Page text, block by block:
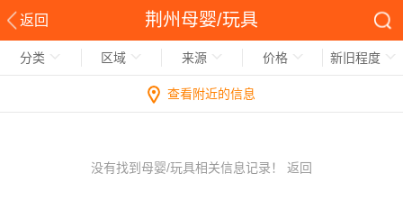
返回 荆州母婴/玩具
分类 区域 来源 价格 新旧程度
查看附近的信息
没有找到母婴/玩具相关信息记录！ 返回